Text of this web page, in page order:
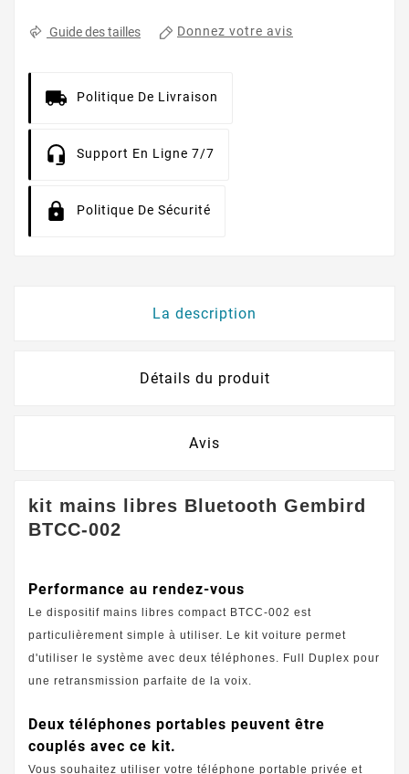
Guide des tailles Donnez votre avis
Politique De Livraison
Support En Ligne 7/7
Politique De Sécurité
La description
Détails du produit
Avis
kit mains libres Bluetooth Gembird
BTCC-002
Performance au rendez-vous
Le dispositif mains libres compact BTCC-002 est
particulièrement simple à utiliser. Le kit voiture permet
d'utiliser le système avec deux téléphones. Full Duplex pour
une retransmission parfaite de la voix.
Deux téléphones portables peuvent être
couplés avec ce kit.
Vous souhaitez utiliser votre téléphone portable privée et